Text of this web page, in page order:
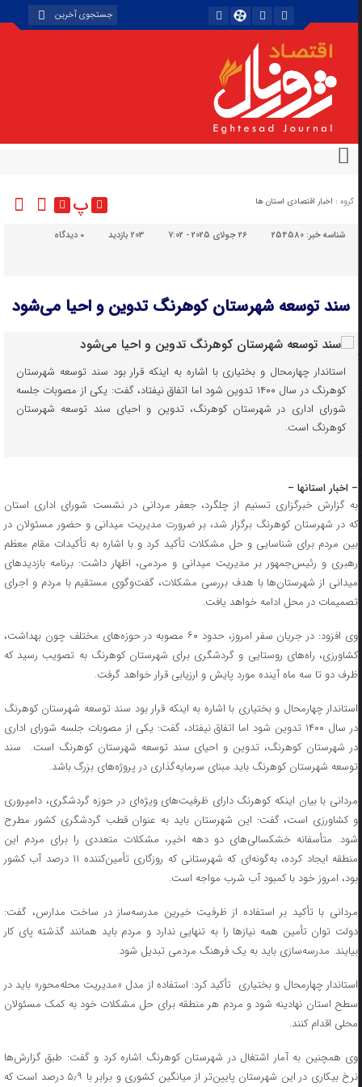
گروه : اخبار اقتصادی استان ها پ
شناسه خبر:254580 26 جولای 2025 - 7:02 203 بازدید دیدگاه
سند توسعه شهرستان کوهرنگ تدوین و احیا می‌شود
استاندار چهارمحال و بختیاری با اشاره به اینکه قرار بود سند توسعه شهرستان
کوهرنگ در سال ۱۴۰۰ تدوین شود اما اتفاق نیفتاد، گفت: یکی از مصوبات جلسه
شورای اداری در شهرستان کوهرنگ، تدوین و احیای سند توسعه شهرستان
کوهرنگ است.
– اخبار استانها –
به گزارش خبرگزاری تسنیم از چلگرد، جعفر مردانی در نشست شورای اداری استان
که در شهرستان کوهرنگ برگزار شد، بر ضرورت مدیریت میدانی و حضور مسئولان در
بین مردم برای شناسایی و حل مشکلات تأکید کرد و با اشاره به تأکیدات مقام معظم
رهبری و رئیس‌جمهور بر مدیریت میدانی و مردمی، اظهار داشت: برنامه بازدیدهای
میدانی از شهرستان‌ها با هدف بررسی مشکلات، گفت‌وگوی مستقیم با مردم و اجرای
تصمیمات در محل ادامه خواهد یافت.
وی افزود: در جریان سفر امروز، حدود ۶۰ مصوبه در حوزه‌های مختلف چون بهداشت،
کشاورزی، راه‌های روستایی و گردشگری برای شهرستان کوهرنگ به تصویب رسید که
ظرف دو تا سه ماه آینده مورد پایش و ارزیابی قرار خواهد گرفت.
استاندار چهارمحال و بختیاری با اشاره به اینکه قرار بود سند توسعه شهرستان کوهرنگ
در سال ۱۴۰۰ تدوین شود اما اتفاق نیفتاد، گفت: یکی از مصوبات جلسه شورای اداری
در شهرستان کوهرنگ، تدوین و احیای سند توسعه شهرستان کوهرنگ است. سند
توسعه شهرستان کوهرنگ باید مبنای سرمایه‌گذاری در پروژه‌های بزرگ باشد.
مردانی با بیان اینکه کوهرنگ دارای ظرفیت‌های ویژه‌ای در حوزه گردشگری، دامپروری
و کشاورزی است، گفت: این شهرستان باید به عنوان قطب گردشگری کشور مطرح
شود. متأسفانه خشکسالی‌های دو دهه اخیر، مشکلات متعددی را برای مردم این
منطقه ایجاد کرده، به‌گونه‌ای که شهرستانی که روزگاری تأمین‌کننده ۱۱ درصد آب کشور
بود، امروز خود با کمبود آب شرب مواجه است.
مردانی با تأکید بر استفاده از ظرفیت خیرین مدرسه‌ساز در ساخت مدارس، گفت:
دولت توان تأمین همه نیازها را به تنهایی ندارد و مردم باید همانند گذشته پای کار
بیایند. مدرسه‌سازی باید به یک فرهنگ مردمی تبدیل شود.
استاندار چهارمحال و بختیاری تأکید کرد: استفاده از مدل «مدیریت محله‌محور» باید در
سطح استان نهادینه شود و مردم هر منطقه برای حل مشکلات خود به کمک مسئولان
محلی اقدام کنند.
وی همچنین به آمار اشتغال در شهرستان کوهرنگ اشاره کرد و گفت: طبق گزارش‌ها
نرخ بیکاری در این شهرستان پایین‌تر از میانگین کشوری و برابر با ۵٫۹ درصد است که